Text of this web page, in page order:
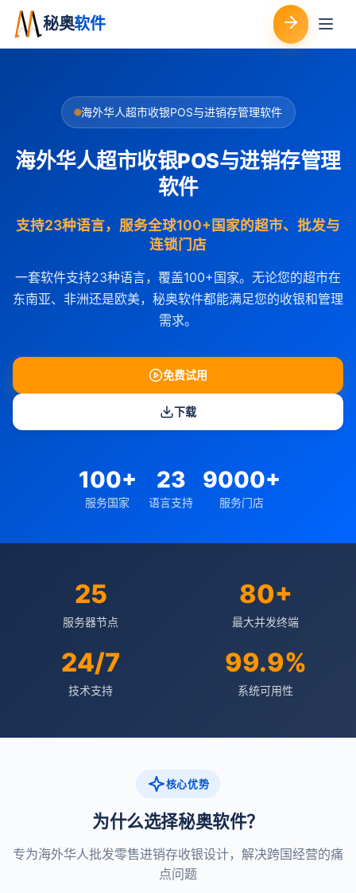
秘奥软件
海外华人超市收银POS与进销存管理软件
海外华人超市收银POS与进销存管理
软件
支持23种语言，服务全球100+国家的超市、批发与
连锁门店
一套软件支持23种语言，覆盖100+国家。无论您的超市在
东南亚、非洲还是欧美，秘奥软件都能满足您的收银和管理
需求。
免费试用
下载
100+
服务国家
23
语言支持
9000+
服务门店
25
服务器节点
80+
最大并发终端
24/7
技术支持
99.9%
系统可用性
核心优势
为什么选择秘奥软件？
专为海外华人批发零售进销存收银设计，解决跨国经营的痛
点问题